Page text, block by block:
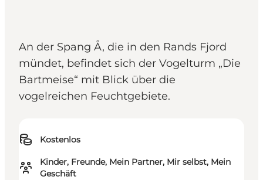
An der Spang Å, die in den Rands Fjord
mündet, befindet sich der Vogelturm „Die
Bartmeise“ mit Blick über die
vogelreichen Feuchtgebiete.
Kostenlos
Kinder, Freunde, Mein Partner, Mir selbst, Mein
Geschäft